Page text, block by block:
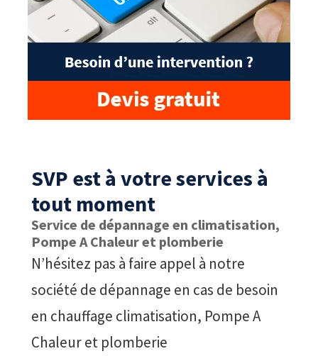
SVP est à votre services à
tout moment
Service de dépannage en climatisation,
Pompe A Chaleur et plomberie
N’hésitez pas à faire appel à notre
société de dépannage en cas de besoin
en chauffage climatisation, Pompe A
Chaleur et plomberie